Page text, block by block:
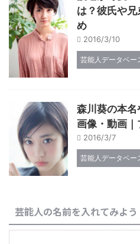
は？彼氏や
め
2016/3/10
芸能人データベー
森川葵の本名
画像・動画
2016/3/7
芸能人データベー
芸能人の名前を入れてみよう